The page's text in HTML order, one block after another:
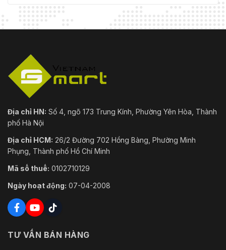
Địa chỉ HN: Số 4, ngõ 173 Trung Kính, Phường Yên Hòa, Thành
phố Hà Nội
Địa chỉ HCM: 26/2 Đường 702 Hồng Bàng, Phường Minh
Phụng, Thành phố Hồ Chí Minh
Mã số thuế: 0102710129
Ngày hoạt động: 07-04-2008
TƯ VẤN BÁN HÀNG